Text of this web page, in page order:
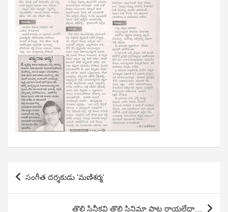
Post
navigation
సంగీత దర్శకుడు ‘మణిశర్మ’
తొలి సినీకవి తొలి సినిమా పాట రాయలేదా…..